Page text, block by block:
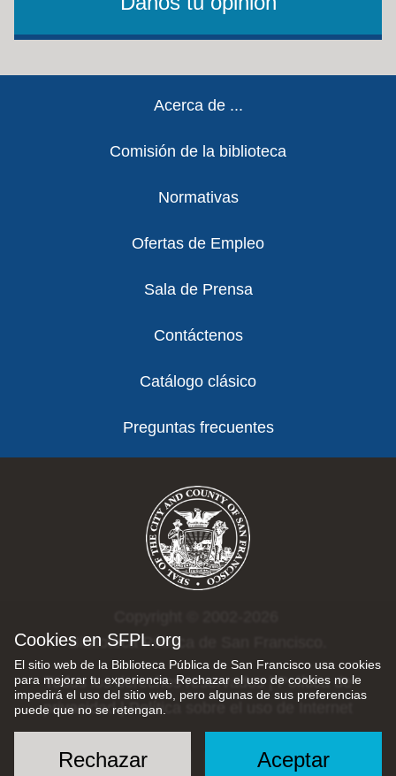
Cookies en SFPL.org
El sitio web de la Biblioteca Pública de San Francisco usa cookies
para mejorar tu experiencia. Rechazar el uso de cookies no le
impedirá el uso del sitio web, pero algunas de sus preferencias
puede que no se retengan.
Aceptar
Rechazar
Acerca de ...
Comisión de la biblioteca
Normativas
Ofertas de Empleo
Sala de Prensa
Contáctenos
Catálogo clásico
Preguntas frecuentes
Biblioteca Pública de San Francisco.
Todos los derechos reservados |Política de
privacidad|Política sobre el uso de Internet
Social